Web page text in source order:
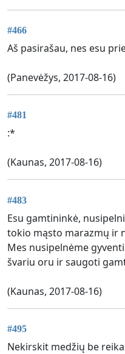
#466
Aš pasirašau, nes esu
(Panevėžys, 2017-08-16)
#481
:*
(Kaunas, 2017-08-16)
#483
Esu gamtininkė,
tokio mąsto marazmų ir
Mes nusipelnėme
švariu oru ir saugoti
(Kaunas, 2017-08-16)
#495
Nekirskit medžių be